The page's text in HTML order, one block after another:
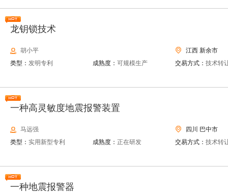
龙钥锁技术
胡小平
江西 新余市
类型： 发明专利 成熟度： 可规模生产 交易方式： 技术转
一种高灵敏度地震报警装置
马远强
四川 巴中市
类型： 实用新型专利 成熟度： 正在研发 交易方式： 技术转
一种地震报警器